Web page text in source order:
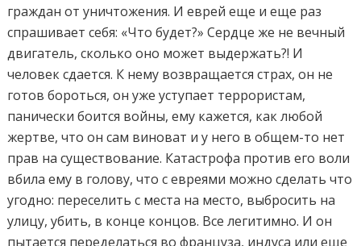
граждан от уничтожения. И еврей еще и еще раз
спрашивает себя: «Что будет?» Сердце же не вечный
двигатель, сколько оно может выдержать?! И
человек сдается. К нему возвращается страх, он не
готов бороться, он уже уступает террористам,
панически боится войны, ему кажется, как любой
жертве, что он сам виноват и у него в общем-то нет
прав на существование. Катастрофа против его воли
вбила ему в голову, что с евреями можно сделать что
угодно: переселить с места на место, выбросить на
улицу, убить, в конце концов. Все легитимно. И он
пытается переделаться во француза, индуса или еще